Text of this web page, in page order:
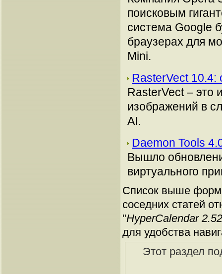
поисковым
система Google
браузерах для
Mini.
RasterVect
RasterVect – это
изображений в
AI.
Daemon Tools
Вышло
виртуального
Список выше
соседних статей
"HyperCalendar
для удобства
Этот раздел